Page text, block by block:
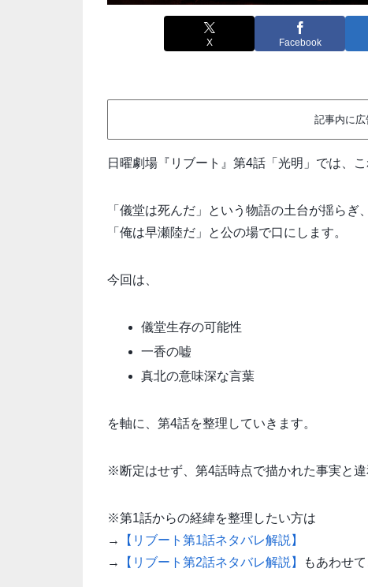
X Facebook
記事内に広
日曜劇場『リブート』第4話「光明」では、
「儀堂は死んだ」という物語の土台が揺ら
「俺は早瀬陸だ」と公の場で口にします。
今回は、
儀堂生存の可能性
一香の嘘
真北の意味深な言葉
を軸に、第4話を整理していきます。
※断定はせず、第4話時点で描かれた事実と違
※第1話からの経緯を整理したい方は
→
【リブート第1話ネタバレ解説】
→
【リブート第2話ネタバレ解説】 もあわせ